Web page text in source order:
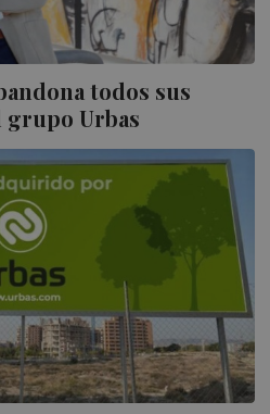
todos sus
grupo Urbas